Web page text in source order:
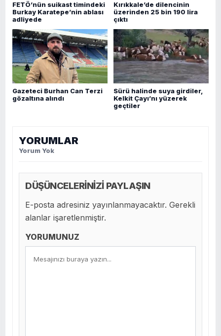
FETÖ’nün suikast timindeki
Burkay Karatepe’nin ablası
adliyede
Kırıkkale’de dilencinin
üzerinden 25 bin 190 lira
çıktı
Gazeteci Burhan Can Terzi
gözaltına alındı
Sürü halinde suya girdiler,
Kelkit Çayı’nı yüzerek
geçtiler
YORUMLAR
Yorum Yok
DÜŞÜNCELERİNİZİ PAYLAŞIN
E-posta adresiniz yayınlanmayacaktır. Gerekli
alanlar işaretlenmiştir.
YORUMUNUZ